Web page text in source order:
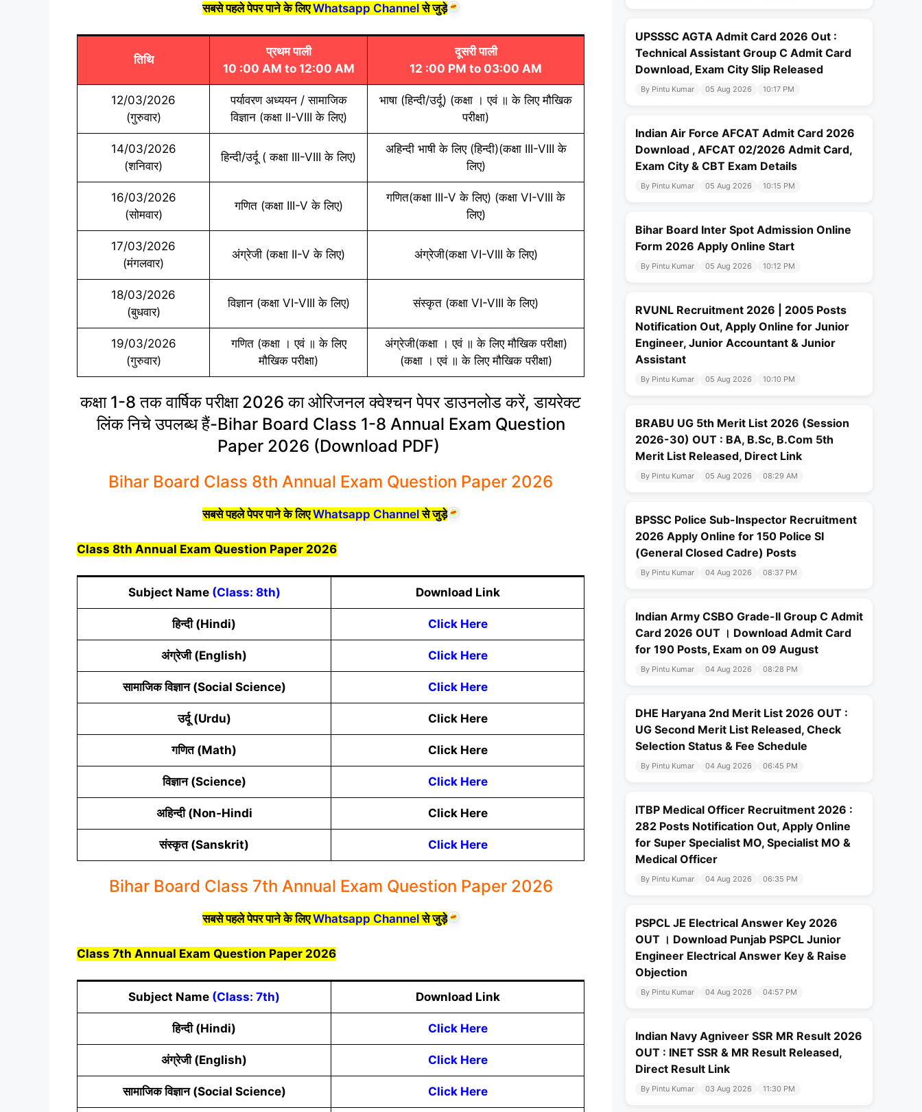
सबसे पहलेपेपरपाने के लिएWhatsapp Channelसे जुड़े
तिथि
प्रथम पाली
10 :00 AM to 12:00 AM
दूसरी पाली
12 :00 PM to 03:00 AM
12/03/2026
(गुरुवार)
पर्यावरण अध्ययन / सामाजिक
विज्ञान (कक्षा II-VIII के लिए)
भाषा (हिन्दी/उर्दू) (कक्षा । एवं ॥ के लिए मौखिक
परीक्षा)
14/03/2026
(शनिवार)
हिन्दी/उर्दू ( कक्षा III-VIII के लिए)
अहिन्दी भाषी के लिए (हिन्दी)(कक्षा III-VIII के
लिए)
16/03/2026
(सोमवार)
गणित (कक्षा III-V के लिए)
गणित(कक्षा III-V के लिए) (कक्षा VI-VIII के
लिए)
17/03/2026
(मंगलवार)
अंग्रेजी (कक्षा II-V के लिए) अंग्रेजी(कक्षा VI-VIII के लिए)
18/03/2026
(बुधवार)
विज्ञान (कक्षा VI-VIII के लिए) संस्कृत (कक्षा VI-VIII के लिए)
19/03/2026
(गुरुवार)
गणित (कक्षा । एवं ॥ के लिए
मौखिक परीक्षा)
अंग्रेजी(कक्षा । एवं ॥ के लिए मौखिक परीक्षा)
(कक्षा । एवं ॥ के लिए मौखिक परीक्षा)
कक्षा 1-8 तक वार्षिक परीक्षा 2026 का ओरिजनल क्वेश्चन पेपर डाउनलोड करें, डायरेक्ट
लिंक निचे उपलब्ध हैं-Bihar Board Class 1-8 Annual Exam Question
Paper 2026 (Download PDF)
Bihar Board Class 8th Annual Exam Question Paper 2026
सबसे पहलेपेपरपाने के लिएWhatsapp Channelसे जुड़े
Class 8th Annual Exam Question Paper 2026
Subject Name (Class: 8th) Download Link
हिन्दी (Hindi) Click Here
अंग्रेजी (English) Click Here
सामाजिक विज्ञान (Social Science) Click Here
उर्दू (Urdu) Click Here
गणित (Math) Click Here
विज्ञान (Science) Click Here
अहिन्दी (Non-Hindi Click Here
संस्कृत (Sanskrit) Click Here
Bihar Board Class 7th Annual Exam Question Paper 2026
सबसे पहलेपेपरपाने के लिएWhatsapp Channelसे जुड़े
Class 7th Annual Exam Question Paper 2026
Subject Name (Class: 7th) Download Link
हिन्दी (Hindi) Click Here
अंग्रेजी (English) Click Here
सामाजिक विज्ञान (Social Science) Click Here
UPSSSC AGTA Admit Card 2026 Out :
Technical Assistant Group C Admit Card
Download, Exam City Slip Released
By Pintu Kumar 05 Aug 2026 10:17 PM
Indian Air Force AFCAT Admit Card 2026
Download , AFCAT 02/2026 Admit Card,
Exam City & CBT Exam Details
By Pintu Kumar 05 Aug 2026 10:15 PM
Bihar Board Inter Spot Admission Online
Form 2026 Apply Online Start
By Pintu Kumar 05 Aug 2026 10:12 PM
RVUNL Recruitment 2026 | 2005 Posts
Notification Out, Apply Online for Junior
Engineer, Junior Accountant & Junior
Assistant
By Pintu Kumar 05 Aug 2026 10:10 PM
BRABU UG 5th Merit List 2026 (Session
2026-30) OUT : BA, B.Sc, B.Com 5th
Merit List Released, Direct Link
By Pintu Kumar 05 Aug 2026 08:29 AM
BPSSC Police Sub-Inspector Recruitment
2026 Apply Online for 150 Police SI
(General Closed Cadre) Posts
By Pintu Kumar 04 Aug 2026 08:37 PM
Indian Army CSBO Grade-II Group C Admit
Card 2026 OUT । Download Admit Card
for 190 Posts, Exam on 09 August
By Pintu Kumar 04 Aug 2026 08:28 PM
DHE Haryana 2nd Merit List 2026 OUT :
UG Second Merit List Released, Check
Selection Status & Fee Schedule
By Pintu Kumar 04 Aug 2026 06:45 PM
ITBP Medical Officer Recruitment 2026 :
282 Posts Notification Out, Apply Online
for Super Specialist MO, Specialist MO &
Medical Officer
By Pintu Kumar 04 Aug 2026 06:35 PM
PSPCL JE Electrical Answer Key 2026
OUT । Download Punjab PSPCL Junior
Engineer Electrical Answer Key & Raise
Objection
By Pintu Kumar 04 Aug 2026 04:57 PM
Indian Navy Agniveer SSR MR Result 2026
OUT : INET SSR & MR Result Released,
Direct Result Link
By Pintu Kumar 03 Aug 2026 11:30 PM